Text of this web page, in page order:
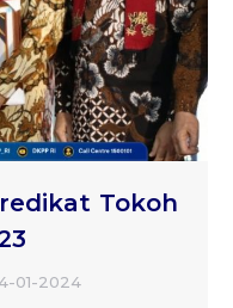
Tokoh
01-2024